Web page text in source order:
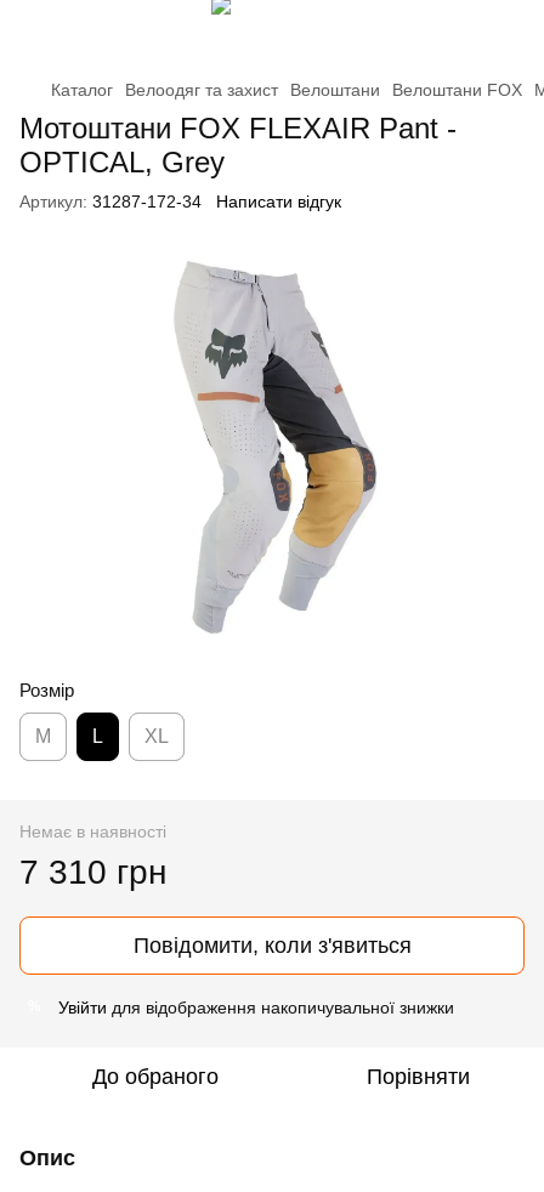
Каталог Велоодяг та захист Велоштани Велоштани FOX
Мотоштани FOX FLEXAIR Pant -
OPTICAL, Grey
Артикул: 31287-172-34 Написати відгук
Розмір
M L XL
Немає в наявності
7 310 грн
Повідомити, коли з'явиться
Увійти для відображення накопичувальної знижки
До обраного Порівняти
Опис